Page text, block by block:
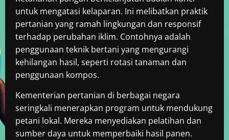
untuk mengatasi kelaparan. Ini melibatkan praktik
pertanian yang ramah lingkungan dan responsif
terhadap perubahan iklim. Contohnya adalah
penggunaan teknik bertani yang mengurangi
kehilangan hasil, seperti rotasi tanaman dan
penggunaan kompos.
Kementerian pertanian di berbagai negara
seringkali menerapkan program untuk mendukung
petani lokal. Mereka menyediakan pelatihan dan
sumber daya untuk memperbaiki hasil panen.